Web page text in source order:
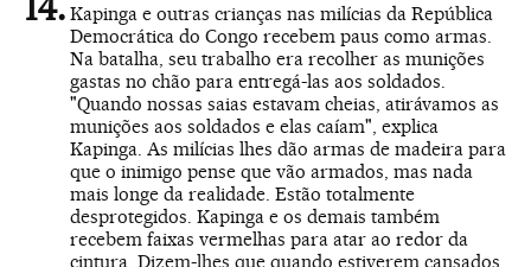
Kapinga e outras crianças nas milícias da República
Democrática do Congo recebem paus como armas.
Na batalha, seu trabalho era recolher as munições
gastas no chão para entregá-las aos soldados.
"Quando nossas saias estavam cheias, atirávamos as
munições aos soldados e elas caíam", explica
Kapinga. As milícias lhes dão armas de madeira para
que o inimigo pense que vão armados, mas nada
mais longe da realidade. Estão totalmente
desprotegidos. Kapinga e os demais também
recebem faixas vermelhas para atar ao redor da
cintura. Dizem-lhes que quando estiverem cansados